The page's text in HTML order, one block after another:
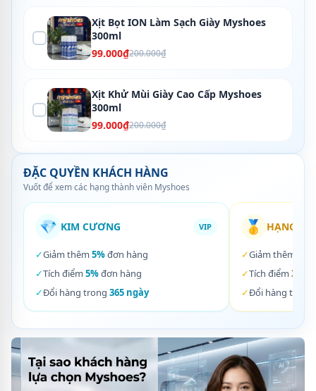
Xịt Bọt ION Làm Sạch Giày Myshoes
300ml
99.000₫200.000₫
Xịt Khử Mùi Giày Cao Cấp Myshoes
300ml
99.000₫200.000₫
ĐẶC QUYỀN KHÁCH HÀNG
Vuốt để xem các hạng thành viên Myshoes
💎 KIM CƯƠNG VIP
✓Giảm thêm 5%đơn hàng
✓Tích điểm 5%đơn hàng
✓Đổi hàng trong 365 ngày
🥇 HẠNG
✓Giảm thêm
✓Tích điểm 3%
✓Đổi hàng trong